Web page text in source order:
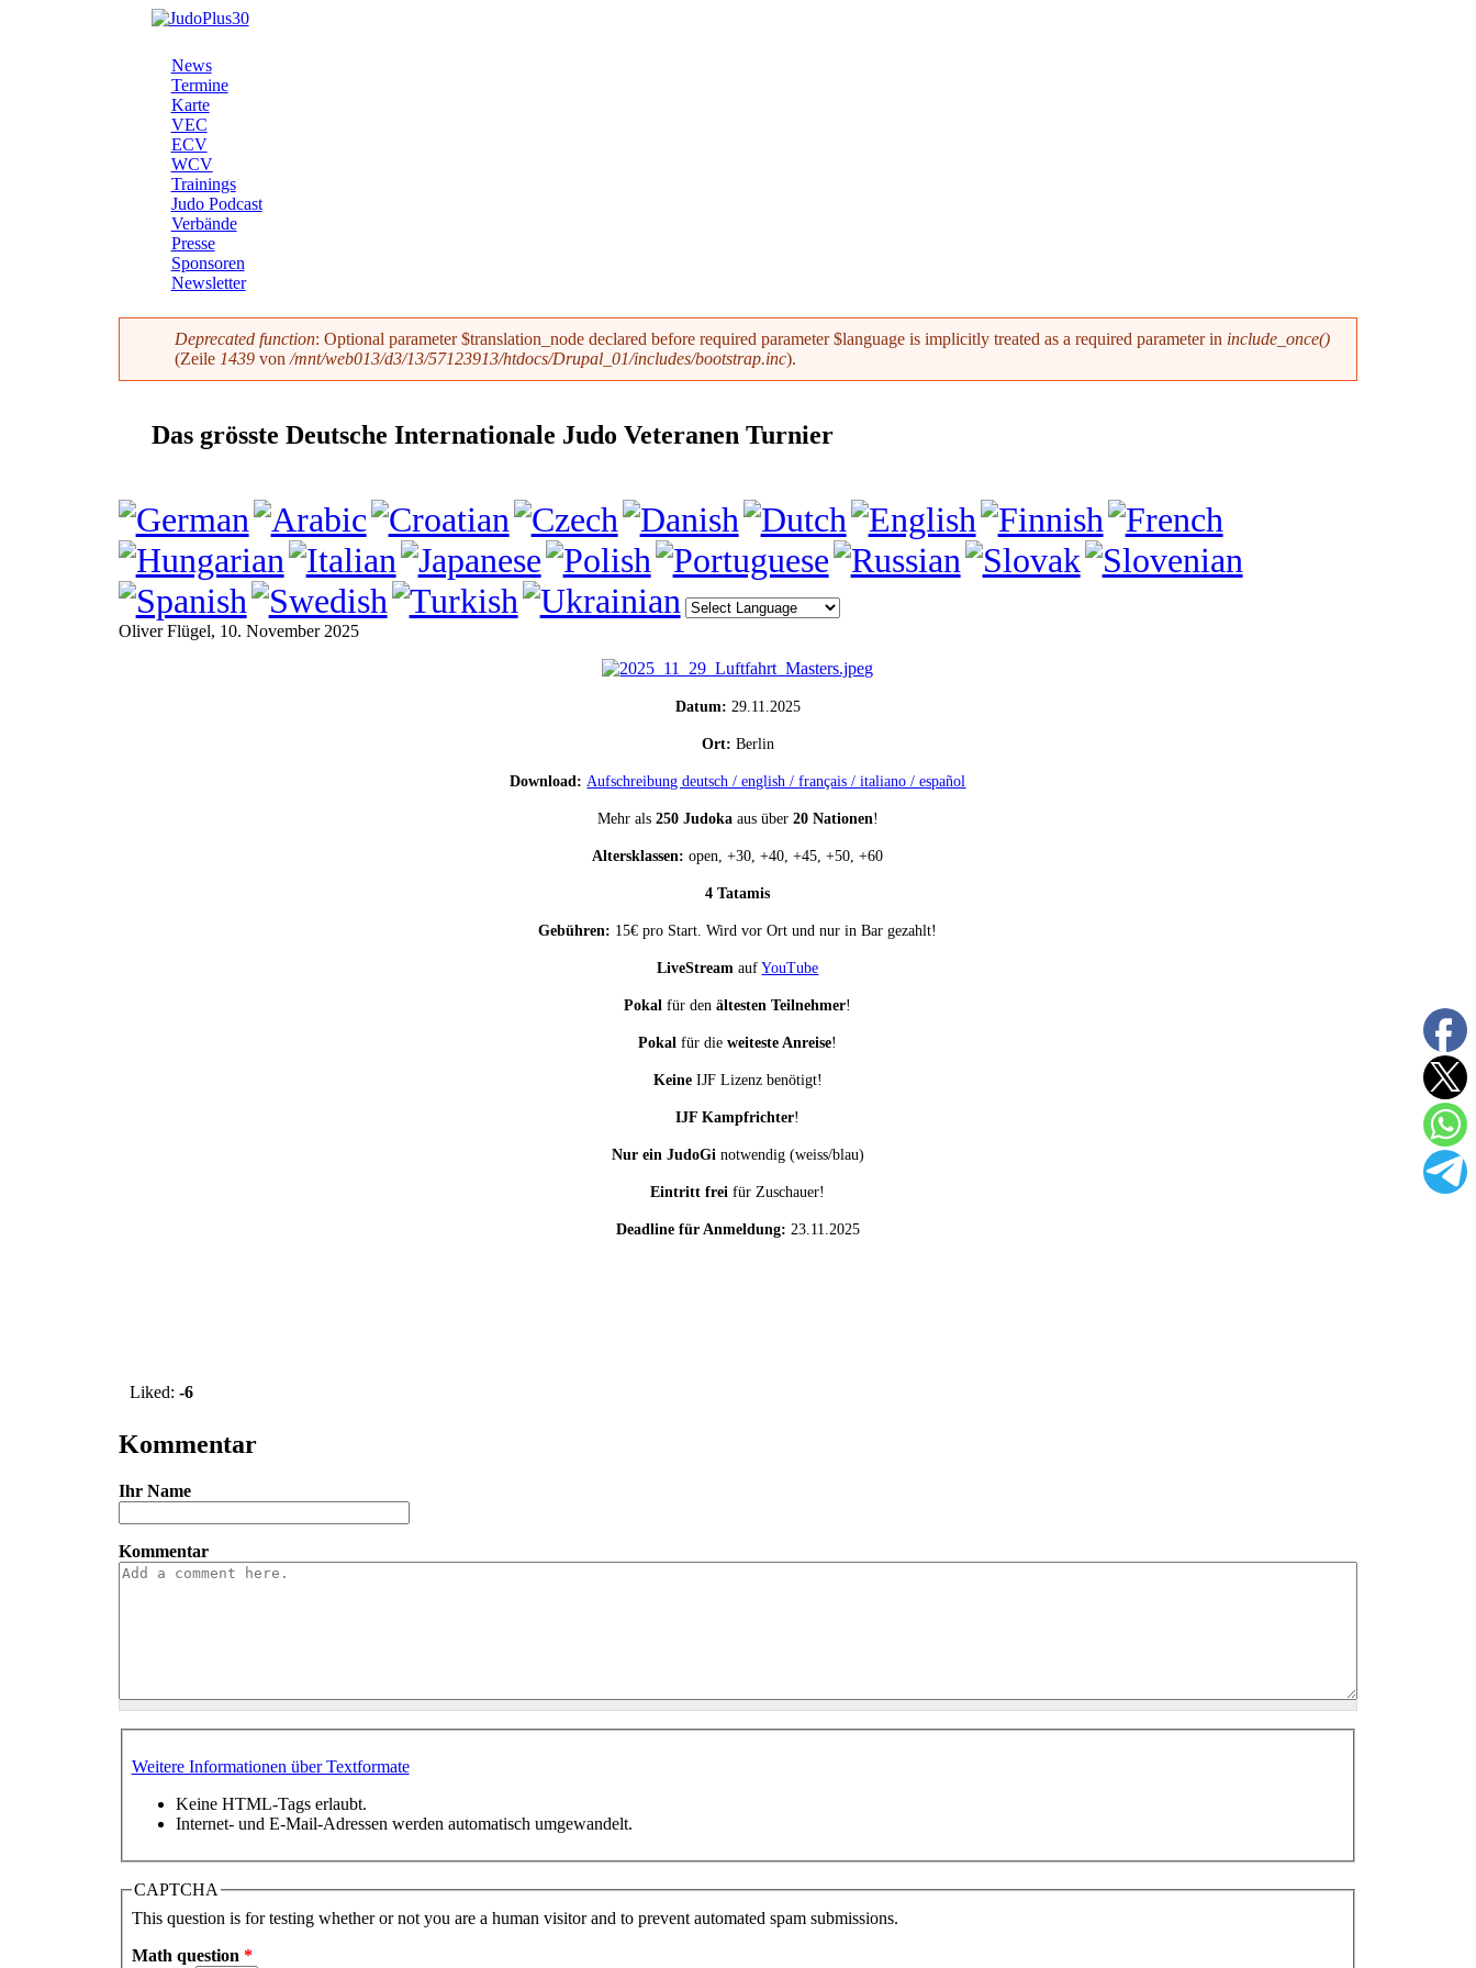
JudoPlus30
Hauptmenü
News
Termine
Karte
VEC
ECV
WCV
Trainings
Judo Podcast
Verbände
Presse
Sponsoren
Newsletter
Fehlermeldung
Deprecated function: Optional parameter $translation_node declared before required parameter $language is implicitly treated as a required parameter in include_once()
(Zeile 1439von /mnt/web013/d3/13/57123913/htdocs/Drupal_01/includes/bootstrap.inc).
Das grösste Deutsche Internationale Judo Veteranen Turnier
Oliver Flügel, 10. November 2025
Datum: 29.11.2025
Ort: Berlin
Download: Aufschreibung deutsch / english / français / italiano / español
Mehr als 250 Judokaaus über 20 Nationen!
Altersklassen: open, +30, +40, +45, +50, +60
4 Tatamis
Gebühren: 15€ pro Start. Wird vor Ort und nur in Bar gezahlt!
LiveStream aufYouTube
Pokal für denältesten Teilnehmer!
Pokal für dieweiteste Anreise!
KeineIJF Lizenz benötigt!
IJF Kampfrichter!
Nur ein JudoGi notwendig (weiss/blau)
Eintritt frei für Zuschauer!
Deadline für Anmeldung: 23.11.2025
Liked: -6
Kommentar
Ihr Name
Kommentar
Weitere Informationen über Textformate
Keine HTML-Tags erlaubt.
Internet- und E-Mail-Adressen werden automatisch umgewandelt.
CAPTCHA
This question is for testing whether or not you are a human visitor and to prevent automated spam submissions.
Math question *